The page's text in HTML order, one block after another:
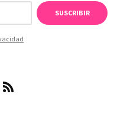
SUSCRIBIR